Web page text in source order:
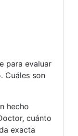
para evaluar
Cuáles son
hecho
cuánto
exacta